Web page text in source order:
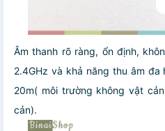
Âm thanh rõ ràng, ổn định,
2.4GHz và khả năng thu âm
20m( môi trường không vật
cản).